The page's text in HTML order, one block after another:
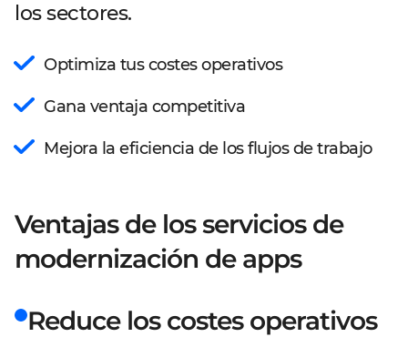
los sectores.
Optimiza tus costes operativos
Gana ventaja competitiva
Mejora la eficiencia de los flujos de trabajo
Ventajas de los servicios de
modernización de apps
Reduce los costes operativos